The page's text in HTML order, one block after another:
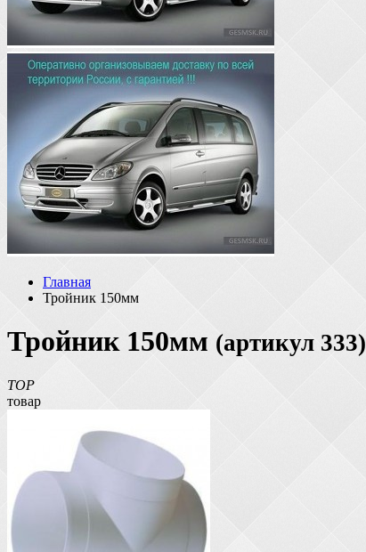
Главная
Тройник 150мм
Тройник 150мм (артикул 333)
TOP
товар